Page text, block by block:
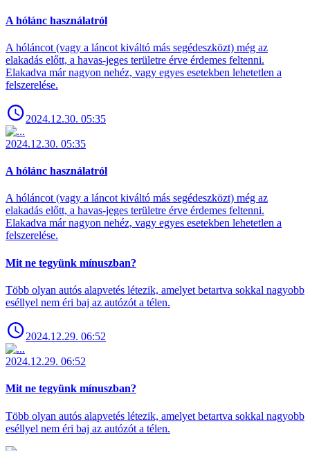
A hólánc használatról
A hóláncot (vagy a láncot kiváltó más segédeszközt) még az
elakadás előtt, a havas-jeges területre érve érdemes feltenni.
Elakadva már nagyon nehéz, vagy egyes esetekben lehetetlen a
felszerelése.
2024.12.30. 05:35
2024.12.30. 05:35
A hólánc használatról
A hóláncot (vagy a láncot kiváltó más segédeszközt) még az
elakadás előtt, a havas-jeges területre érve érdemes feltenni.
Elakadva már nagyon nehéz, vagy egyes esetekben lehetetlen a
felszerelése.
Mit ne tegyünk mínuszban?
Több olyan autós alapvetés létezik, amelyet betartva sokkal nagyobb
eséllyel nem éri baj az autózót a télen.
2024.12.29. 06:52
2024.12.29. 06:52
Mit ne tegyünk mínuszban?
Több olyan autós alapvetés létezik, amelyet betartva sokkal nagyobb
eséllyel nem éri baj az autózót a télen.